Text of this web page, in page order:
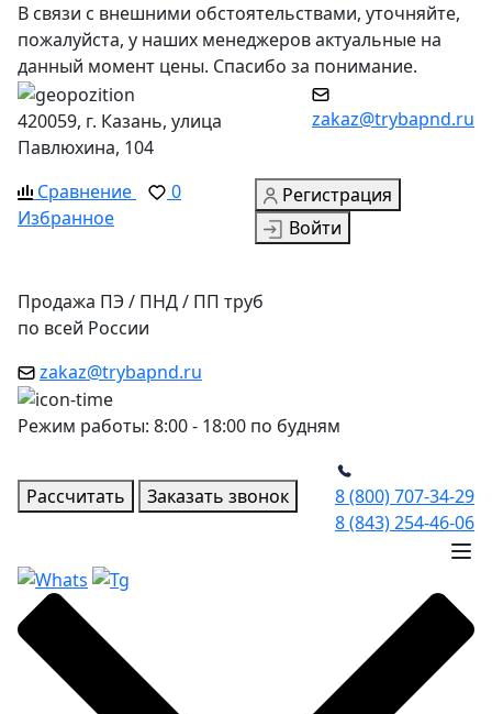
В связи с внешними обстоятельствами, уточняйте,
пожалуйста, у наших менеджеров актуальные на
данный момент цены. Спасибо за понимание.
420059, г. Казань, улица
Павлюхина, 104
zakaz@trybapnd.ru
Сравнение
0
Избранное
Регистрация
Войти
Продажа ПЭ / ПНД / ПП труб
по всей России
zakaz@trybapnd.ru
Режим работы: 8:00 - 18:00 по будням
Рассчитать Заказать звонок
8 (800) 707-34-29
8 (843) 254-46-06